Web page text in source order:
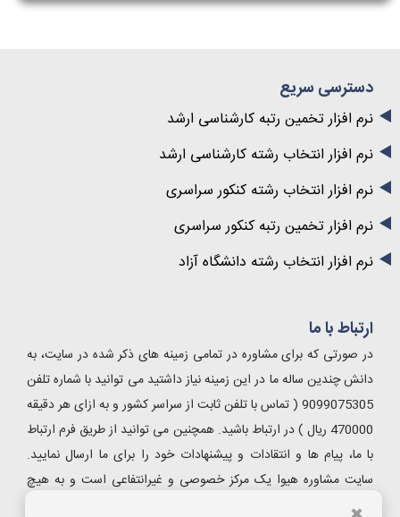
دسترسی سریع
نرم افزار تخمین رتبه کارشناسی ارشد
نرم افزار انتخاب رشته کارشناسی ارشد
نرم افزار انتخاب رشته کنکور سراسری
نرم افزار تخمین رتبه کنکور سراسری
نرم افزار انتخاب رشته دانشگاه آزاد
ارتباط با ما
در صورتی که برای مشاوره در تمامی زمینه های ذکر شده در سایت، به
دانش چندین ساله ما در این زمینه نیاز داشتید می توانید با شماره تلفن
9099075305 ( تماس با تلفن ثابت از سراسر کشور و به ازای هر دقیقه
470000 ریال ) در ارتباط باشید. همچنین می توانید از طریق فرم ارتباط
با ما، پیام ها و انتقادات و پیشنهادات خود را برای ما ارسال نمایید.
سایت مشاوره هیوا یک مرکز خصوصی و غیرانتفاعی است و به هیچ
ارگان دولتی و خصوصی دیگر اعم از سازمان سنجش ، دانشگاه آزاد و